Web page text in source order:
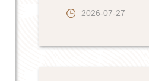
2026-07-27